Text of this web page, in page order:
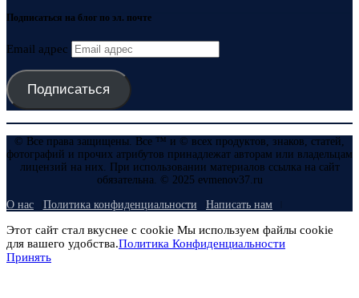
Подписаться на блог по эл. почте
Email адрес
Подписаться
© Все права защищены. Все ™ и © всех продуктов, знаков, статей,
фотографий и прочих атрибутов принадлежат авторам или владельцам
лицензий на них. При использовании материалов ссылка на сайт
обязательна. © 2025 evmenov37.ru
О нас Политика конфиденциальности Написать нам
Этот сайт стал вкуснее с cookie Мы используем файлы cookie
для вашего удобства.Политика Конфиденциальности
Принять